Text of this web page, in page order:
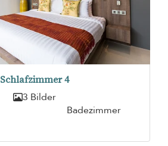
Schlafzimmer 4
3 Bilder
Badezimmer